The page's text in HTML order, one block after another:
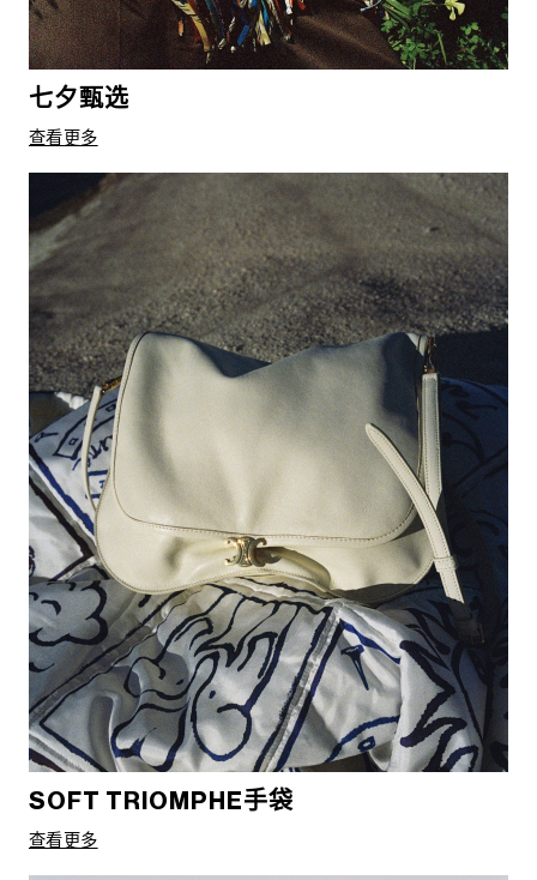
七夕甄选
查看更多
SOFT TRIOMPHE手袋
查看更多